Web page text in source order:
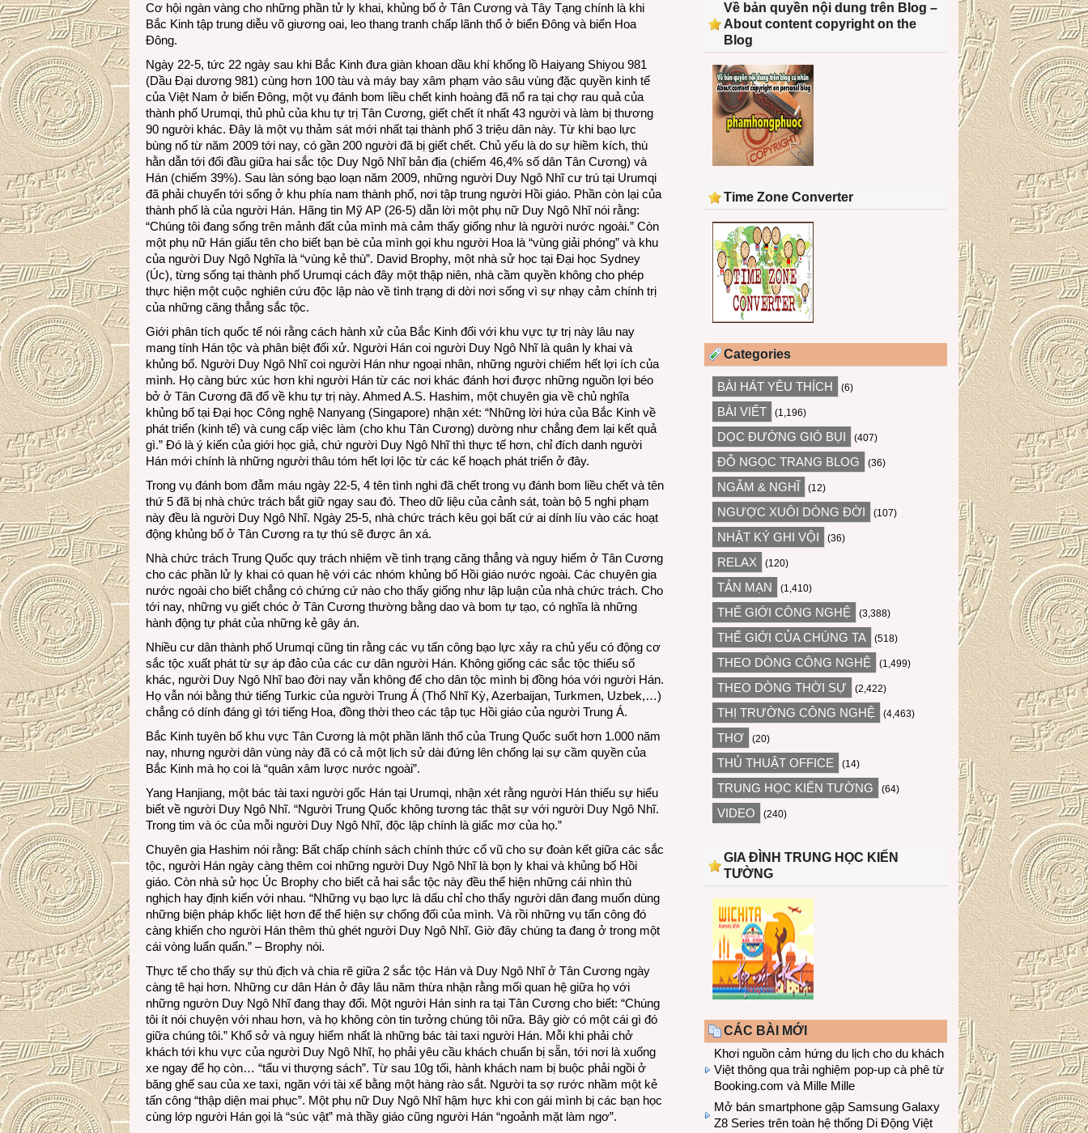
Cơ hội ngàn vàng cho những phần tử ly khai, khủng bố ở Tân Cương và Tây Tạng chính là khi
Bắc Kinh tập trung diễu võ giương oai, leo thang tranh chấp lãnh thổ ở biển Đông và biển Hoa
Đông.
Ngày 22-5, tức 22 ngày sau khi Bắc Kinh đưa giàn khoan dầu khí khổng lồ Haiyang Shiyou 981
(Dầu Đại dương 981) cùng hơn 100 tàu và máy bay xâm phạm vào sâu vùng đặc quyền kinh tế
của Việt Nam ở biển Đông, một vụ đánh bom liều chết kinh hoàng đã nổ ra tại chợ rau quả của
thành phố Urumqi, thủ phủ của khu tự trị Tân Cương, giết chết ít nhất 43 người và làm bị thương
90 người khác. Đây là một vụ thảm sát mới nhất tại thành phố 3 triệu dân này. Từ khi bạo lực
bùng nổ từ năm 2009 tới nay, có gần 200 người đã bị giết chết. Chủ yếu là do sự hiềm kích, thù
hằn dẫn tới đối đầu giữa hai sắc tộc Duy Ngô Nhĩ bản địa (chiếm 46,4% số dân Tân Cương) và
Hán (chiếm 39%). Sau làn sóng bạo loạn năm 2009, những người Duy Ngô Nhĩ cư trú tại Urumqi
đã phải chuyển tới sống ở khu phía nam thành phố, nơi tập trung người Hồi giáo. Phần còn lại của
thành phố là của người Hán. Hãng tin Mỹ AP (26-5) dẫn lời một phụ nữ Duy Ngô Nhĩ nói rằng:
“Chúng tôi đang sống trên mảnh đất của mình mà cảm thấy giống như là người nước ngoài.” Còn
một phụ nữ Hán giấu tên cho biết bạn bè của mình gọi khu người Hoa là “vùng giải phóng” và khu
của người Duy Ngô Nghĩa là “vùng kẻ thù”. David Brophy, một nhà sử học tại Đại học Sydney
(Úc), từng sống tại thành phố Urumqi cách đây một thập niên, nhà cầm quyền không cho phép
thực hiện một cuộc nghiên cứu độc lập nào về tình trạng di dời nơi sống vì sự nhạy cảm chính trị
của những căng thẳng sắc tộc.
Giới phân tích quốc tế nói rằng cách hành xử của Bắc Kinh đối với khu vực tự trị này lâu nay
mang tính Hán tộc và phân biệt đối xử. Người Hán coi người Duy Ngô Nhĩ là quân ly khai và
khủng bố. Người Duy Ngô Nhĩ coi người Hán như ngoại nhân, những người chiếm hết lợi ích của
mình. Họ càng bức xúc hơn khi người Hán từ các nơi khác đánh hơi được những nguồn lợi béo
bở ở Tân Cương đã đổ về khu tự trị này. Ahmed A.S. Hashim, một chuyên gia về chủ nghĩa
khủng bố tại Đại học Công nghệ Nanyang (Singapore) nhận xét: “Những lời hứa của Bắc Kinh về
phát triển (kinh tế) và cung cấp việc làm (cho khu Tân Cương) dường như chẳng đem lại kết quả
gì.” Đó là ý kiến của giới học giả, chứ người Duy Ngô Nhĩ thì thực tế hơn, chỉ đích danh người
Hán mới chính là những người thâu tóm hết lợi lộc từ các kế hoạch phát triển ở đây.
Trong vụ đánh bom đẫm máu ngày 22-5, 4 tên tình nghi đã chết trong vụ đánh bom liều chết và tên
thứ 5 đã bị nhà chức trách bắt giữ ngay sau đó. Theo dữ liệu của cảnh sát, toàn bộ 5 nghi phạm
này đều là người Duy Ngô Nhĩ. Ngày 25-5, nhà chức trách kêu gọi bất cứ ai dính líu vào các hoạt
động khủng bố ở Tân Cương ra tự thú sẽ được ân xá.
Nhà chức trách Trung Quốc quy trách nhiệm về tình trạng căng thẳng và nguy hiểm ở Tân Cương
cho các phần lử ly khai có quan hệ với các nhóm khủng bố Hồi giáo nước ngoài. Các chuyên gia
nước ngoài cho biết chẳng có chứng cứ nào cho thấy giống như lập luận của nhà chức trách. Cho
tới nay, những vụ giết chóc ở Tân Cương thường bằng dao và bom tự tạo, có nghĩa là những
hành động tự phát của những kẻ gây án.
Nhiều cư dân thành phố Urumqi cũng tin rằng các vụ tấn công bạo lực xảy ra chủ yếu có động cơ
sắc tộc xuất phát từ sự áp đảo của các cư dân người Hán. Không giống các sắc tộc thiểu số
khác, người Duy Ngô Nhĩ bao đời nay vẫn không để cho dân tộc mình bị đồng hóa với người Hán.
Họ vẫn nói bằng thứ tiếng Turkic của người Trung Á (Thổ Nhĩ Kỳ, Azerbaijan, Turkmen, Uzbek,…)
chẳng có dính đáng gì tới tiếng Hoa, đồng thời theo các tập tục Hồi giáo của người Trung Á.
Bắc Kinh tuyên bố khu vực Tân Cương là một phần lãnh thổ của Trung Quốc suốt hơn 1.000 năm
nay, nhưng người dân vùng này đã có cả một lịch sử dài đứng lên chống lại sự cầm quyền của
Bắc Kinh mà họ coi là “quân xâm lược nước ngoài”.
Yang Hanjiang, một bác tài taxi người gốc Hán tại Urumqi, nhận xét rằng người Hán thiếu sự hiểu
biết về người Duy Ngô Nhĩ. “Người Trung Quốc không tương tác thật sự với người Duy Ngô Nhĩ.
Trong tim và óc của mỗi người Duy Ngô Nhĩ, độc lập chính là giấc mơ của họ.”
Chuyên gia Hashim nói rằng: Bất chấp chính sách chính thức cổ vũ cho sự đoàn kết giữa các sắc
tộc, người Hán ngày càng thêm coi những người Duy Ngô Nhĩ là bọn ly khai và khủng bố Hồi
giáo. Còn nhà sử học Úc Brophy cho biết cả hai sắc tộc này đều thể hiện những cái nhìn thù
nghịch hay định kiến với nhau. “Những vụ bạo lực là dấu chỉ cho thấy người dân đang muốn dùng
những biện pháp khốc liệt hơn để thể hiện sự chống đối của mình. Và rồi những vụ tấn công đó
càng khiến cho người Hán thêm thù ghét người Duy Ngô Nhĩ. Giờ đây chúng ta đang ở trong một
cái vòng luẩn quẩn.” – Brophy nói.
Thực tế cho thấy sự thù địch và chia rẽ giữa 2 sắc tộc Hán và Duy Ngô Nhĩ ở Tân Cương ngày
càng tê hại hơn. Những cư dân Hán ở đây lâu năm thừa nhận rằng mối quan hệ giữa họ với
những ngườn Duy Ngô Nhĩ đang thay đổi. Một người Hán sinh ra tại Tân Cương cho biết: “Chúng
tôi ít nói chuyện với nhau hơn, và họ không còn tin tưởng chúng tôi nữa. Bây giờ có một cái gì đó
giữa chúng tôi.” Khổ sở và nguy hiểm nhất là những bác tài taxi người Hán. Mỗi khi phải chở
khách tới khu vực của người Duy Ngô Nhĩ, họ phải yêu cầu khách chuẩn bị sẵn, tới nơi là xuống
xe ngay để họ còn… “tẩu vi thượng sách”. Từ sau 10g tối, hành khách nam bị buộc phải ngồi ở
băng ghế sau của xe taxi, ngăn với tài xế bằng một hàng rào sắt. Người ta sợ rước nhầm một kẻ
tấn công “thập diện mai phục”. Một phụ nữ Duy Ngô Nhĩ hậm hực khi con gái mình bị các bạn học
cùng lớp người Hán gọi là “súc vật” mà thầy giáo cũng người Hán “ngoảnh mặt làm ngơ”.
Về bản quyền nội dung trên Blog –
About content copyright on the
Blog
Time Zone Converter
Categories
BÀI HÁT YÊU THÍCH (6)
BÀI VIẾT (1,196)
DỌC ĐƯỜNG GIÓ BỤI (407)
ĐỖ NGỌC TRANG BLOG (36)
NGẪM & NGHĨ (12)
NGƯỢC XUÔI DÒNG ĐỜI (107)
NHẬT KÝ GHI VỘI (36)
RELAX (120)
TẢN MẠN (1,410)
THẾ GIỚI CÔNG NGHỆ (3,388)
THẾ GIỚI CỦA CHÚNG TA (518)
THEO DÒNG CÔNG NGHỆ (1,499)
THEO DÒNG THỜI SỰ (2,422)
THỊ TRƯỜNG CÔNG NGHỆ (4,463)
THƠ (20)
THỦ THUẬT OFFICE (14)
TRUNG HỌC KIẾN TƯỜNG (64)
VIDEO (240)
GIA ĐÌNH TRUNG HỌC KIẾN
TƯỜNG
CÁC BÀI MỚI
Khơi nguồn cảm hứng du lịch cho du khách
Việt thông qua trải nghiệm pop-up cà phê từ
Booking.com và Mille Mille
Mở bán smartphone gập Samsung Galaxy
Z8 Series trên toàn hệ thống Di Động Việt